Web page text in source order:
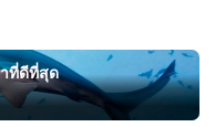
ที่ดีที่สุด